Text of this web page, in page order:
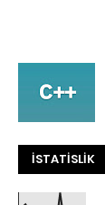
İSTATISLIK